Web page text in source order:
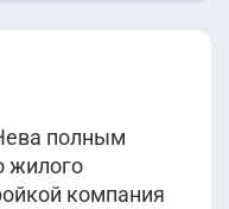
полным
жилого
компания